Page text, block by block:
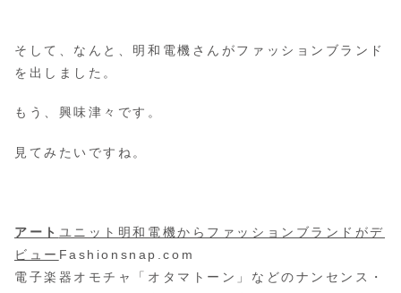
そして、なんと、明和電機さんがファッションブランド
を出しました。
もう、興味津々です。
見てみたいですね。
アート ユニット明和電機からファッションブランドがデ
ビュー Fashionsnap.com
電子楽器オモチャ「オタマトーン」などのナンセンス・